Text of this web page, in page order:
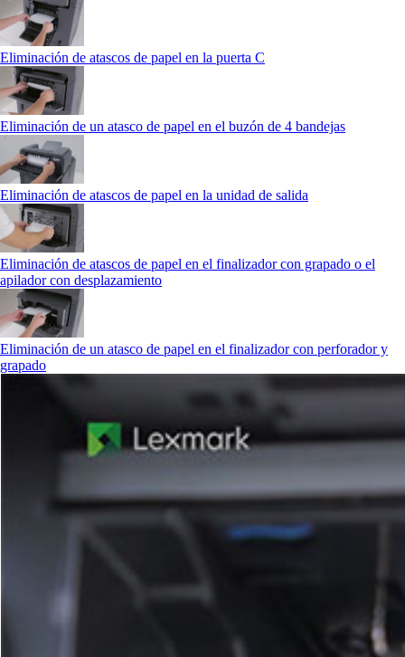
Eliminación de atascos de papel en la puerta C
Eliminación de un atasco de papel en el buzón de 4 bandejas
Eliminación de atascos de papel en la unidad de salida
Eliminación de atascos de papel en el finalizador con grapado o el
apilador con desplazamiento
Eliminación de un atasco de papel en el finalizador con perforador y
grapado